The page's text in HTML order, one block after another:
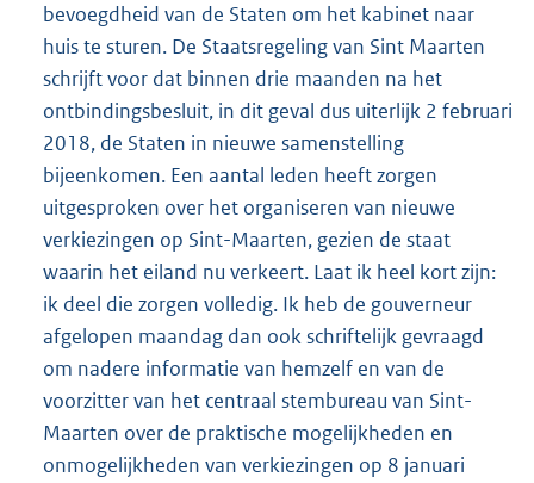
bevoegdheid van de Staten om het kabinet naar
huis te sturen. De Staatsregeling van Sint Maarten
schrijft voor dat binnen drie maanden na het
ontbindingsbesluit, in dit geval dus uiterlijk 2 februari
2018, de Staten in nieuwe samenstelling
bijeenkomen. Een aantal leden heeft zorgen
uitgesproken over het organiseren van nieuwe
verkiezingen op Sint-Maarten, gezien de staat
waarin het eiland nu verkeert. Laat ik heel kort zijn:
ik deel die zorgen volledig. Ik heb de gouverneur
afgelopen maandag dan ook schriftelijk gevraagd
om nadere informatie van hemzelf en van de
voorzitter van het centraal stembureau van Sint-
Maarten over de praktische mogelijkheden en
onmogelijkheden van verkiezingen op 8 januari